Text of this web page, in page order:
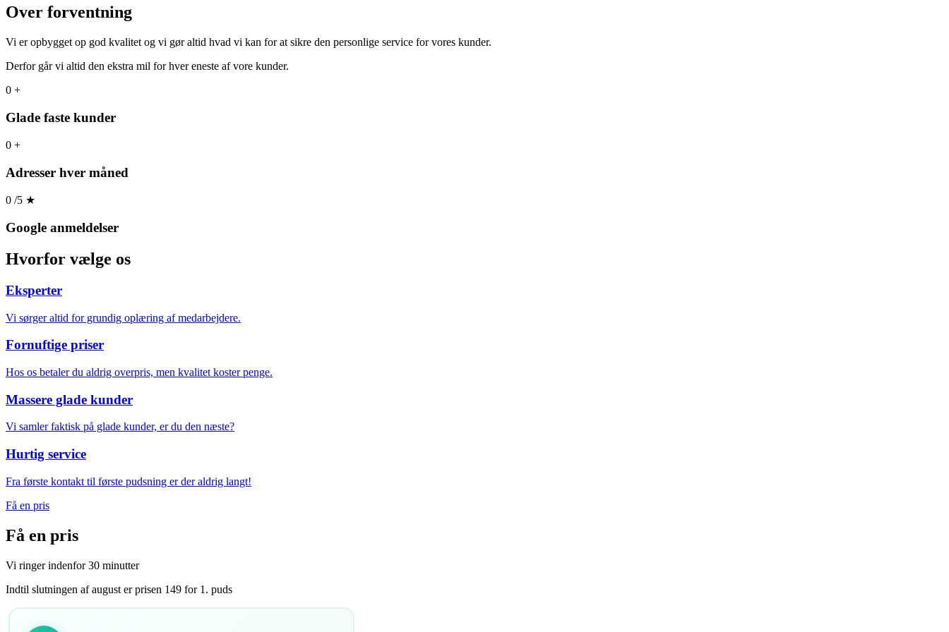
Over forventning
Vi er opbygget op god kvalitet og vi gør altid hvad vi kan for at sikre den personlige service for vores kunder.
Derfor går vi altid den ekstra mil for hver eneste af vore kunder.
0 +
Glade faste kunder
0 +
Adresser hver måned
0 /5 ★
Google anmeldelser
Hvorfor vælge os
Eksperter
Vi sørger altid for grundig oplæring af medarbejdere.
Fornuftige priser
Hos os betaler du aldrig overpris, men kvalitet koster penge.
Massere glade kunder
Vi samler faktisk på glade kunder, er du den næste?
Hurtig service
Fra første kontakt til første pudsning er der aldrig langt!
Få en pris
Få en pris
Vi ringer indenfor 30 minutter
Indtil slutningen af august er prisen 149 for 1. puds